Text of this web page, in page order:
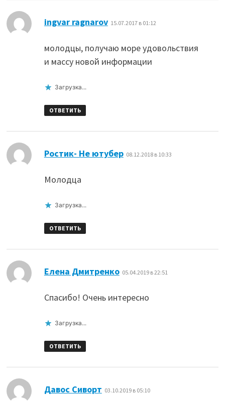
ingvar ragnarov: 15.07.2017 в 01:12
молодцы, получаю море удовольствия
и массу новой информации
Загрузка...
ОТВЕТИТЬ
Ростик- Не ютубер: 08.12.2018 в 10:33
Молодца
Загрузка...
ОТВЕТИТЬ
Елена Дмитренко: 05.04.2019 в 22:51
Спасибо! Очень интересно
Загрузка...
ОТВЕТИТЬ
Давос Сиворт 03.10.2019 в 05:10